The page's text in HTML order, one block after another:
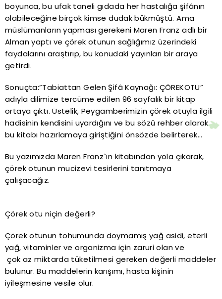
boyunca, bu ufak taneli gıdada her hastalığa şifânın
olabileceğine birçok kimse dudak bükmüştü. Ama
müslümanların yapması gerekeni Maren Franz adlı bir
Alman yaptı ve çörek otunun sağlığımız üzerindeki
faydalarını araştırıp, bu konudaki yayınları bir araya
getirdi.
Sonuçta:”Tabiattan Gelen Şifâ Kaynağı: ÇÖREKOTU”
adıyla dilimize tercüme edilen 96 sayfalık bir kitap
ortaya çıktı. Üstelik, Peygamberimizin çörek otuyla ilgili
hadisinin kendisini uyardığını ve bu sözü rehber alarak
bu kitabı hazırlamaya giriştiğini önsözde belirterek…
Bu yazımızda Maren Franz`ın kitabından yola çıkarak,
çörek otunun mucizevi tesirlerini tanıtmaya
çalışacağız.
Çörek otu niçin değerli?
Çörek otunun tohumunda doymamış yağ asidi, eterli
yağ, vitaminler ve organizma için zaruri olan ve
çok az miktarda tüketilmesi gereken değerli maddeler
bulunur. Bu maddelerin karışımı, hasta kişinin
iyileşmesine vesile olur.